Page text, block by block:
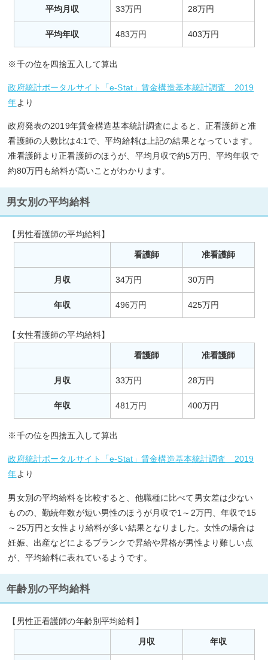
平均月収 33万円 28万円
平均年収 483万円 403万円
※千の位を四捨五入して算出
政府統計ポータルサイト「e-Stat」賃金構造基本統計調査 2019
年より
政府発表の2019年賃金構造基本統計調査によると、正看護師と准
看護師の人数比は4:1で、平均給料は上記の結果となっています。
准看護師より正看護師のほうが、平均月収で約5万円、平均年収で
約80万円も給料が高いことがわかります。
男女別の平均給料
【男性看護師の平均給料】
看護師 准看護師
月収 34万円 30万円
年収 496万円 425万円
【女性看護師の平均給料】
看護師 准看護師
月収 33万円 28万円
年収 481万円 400万円
※千の位を四捨五入して算出
政府統計ポータルサイト「e-Stat」賃金構造基本統計調査 2019
年より
男女別の平均給料を比較すると、他職種に比べて男女差は少ない
ものの、勤続年数が短い男性のほうが月収で1～2万円、年収で15
～25万円と女性より給料が多い結果となりました。女性の場合は
妊娠、出産などによるブランクで昇給や昇格が男性より難しい点
が、平均給料に表れているようです。
年齢別の平均給料
【男性正看護師の年齢別平均給料】
月収 年収